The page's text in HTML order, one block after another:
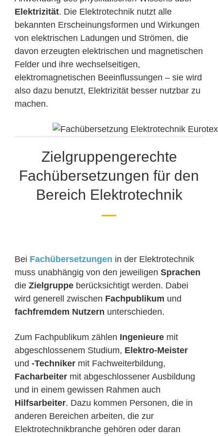
Elektrizität. Die Elektrotechnik nutzt alle
bekannten Erscheinungsformen und Wirkungen
von elektrischen Ladungen und Strömen, die
davon erzeugten elektrischen und magnetischen
Felder und ihre wechselseitigen,
elektromagnetischen Beeinflussungen – sie wird
also dazu benutzt, Elektrizität besser nutzbar zu
machen.
Zielgruppengerechte
Fachübersetzungen für den
Bereich Elektrotechnik
Bei Fachübersetzungen in der Elektrotechnik
muss unabhängig von den jeweiligen Sprachen
die Zielgruppe berücksichtigt werden. Dabei
wird generell zwischen Fachpublikum und
fachfremdem Nutzern unterschieden.
Zum Fachpublikum zählen Ingenieure mit
abgeschlossenem Studium, Elektro-Meister
und -Techniker mit Fachweiterbildung,
Facharbeiter mit abgeschlossener Ausbildung
und in einem gewissen Rahmen auch
Hilfsarbeiter. Dazu kommen Personen, die in
anderen Bereichen arbeiten, die zur
Elektrotechnikbranche gehören oder daran